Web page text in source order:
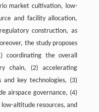
market cultivation, low-
and facility allocation,
construction, as
the study proposes
coordinating the overall
chain, (2) accelerating
and key technologies, (3)
airspace governance, (4)
altitude resources, and